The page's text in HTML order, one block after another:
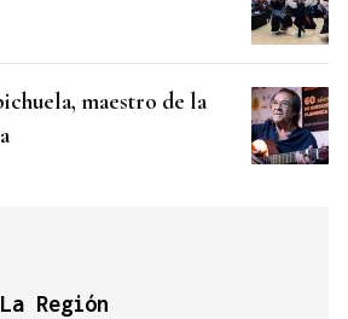
maestro de la
Región